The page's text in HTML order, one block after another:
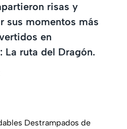
risas y
sus momentos más
en
La ruta del Dragón.
Destrampados de